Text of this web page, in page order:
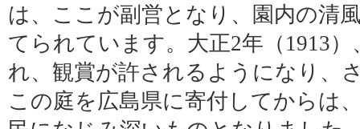
は、ここが副営となり、園内の清
てられています。大正2年（1913
れ、観賞が許されるようになり、
この庭を広島県に寄付してからは